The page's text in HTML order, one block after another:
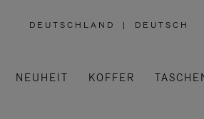
DEUTSCHLAND
,
AUS
| DEUTSCH
NEUHEIT KOFFER